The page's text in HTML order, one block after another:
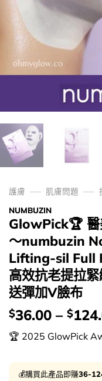
護膚 肌膚問題
NUMBUZIN
GlowPick🏆 醫
～numbuzin
Lifting-sil Full
高效抗老提拉
送彈加V臉布
價
錢：
$36.00 – $
🏆 2025 GlowPick
💰購買此產品即賺36-